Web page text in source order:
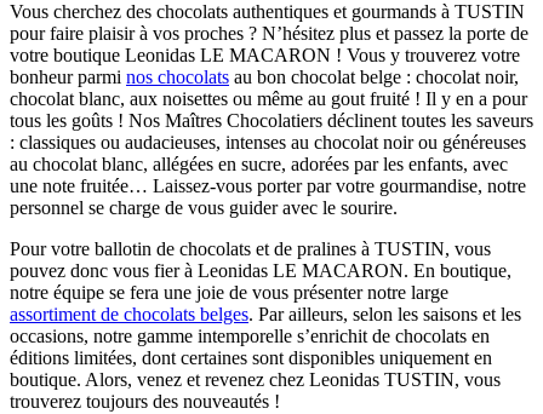
Vous cherchez des chocolats authentiques et gourmands à TUSTIN
pour faire plaisir à vos proches ? N’hésitez plus et passez la porte de
votre boutique Leonidas LE MACARON ! Vous y trouverez votre
bonheur parmi nos chocolats au bon chocolat belge : chocolat noir,
chocolat blanc, aux noisettes ou même au gout fruité ! Il y en a pour
tous les goûts ! Nos Maîtres Chocolatiers déclinent toutes les saveurs
: classiques ou audacieuses, intenses au chocolat noir ou généreuses
au chocolat blanc, allégées en sucre, adorées par les enfants, avec
une note fruitée… Laissez-vous porter par votre gourmandise, notre
personnel se charge de vous guider avec le sourire.
Pour votre ballotin de chocolats et de pralines à TUSTIN, vous
pouvez donc vous fier à Leonidas LE MACARON. En boutique,
notre équipe se fera une joie de vous présenter notre large
assortiment de chocolats belges. Par ailleurs, selon les saisons et les
occasions, notre gamme intemporelle s’enrichit de chocolats en
éditions limitées, dont certaines sont disponibles uniquement en
boutique. Alors, venez et revenez chez Leonidas TUSTIN, vous
trouverez toujours des nouveautés !